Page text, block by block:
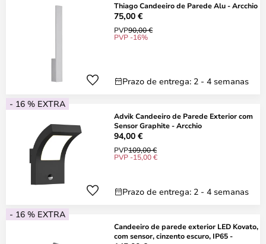
Thiago Candeeiro de Parede Alu - Arcchio
75,00 €
PVP90,00 €
PVP -16%
Prazo de entrega: 2 - 4 semanas
- 16 % EXTRA
Advik Candeeiro de Parede Exterior com
Sensor Graphite - Arcchio
94,00 €
PVP109,00 €
PVP -15,00 €
Prazo de entrega: 2 - 4 semanas
- 16 % EXTRA
Candeeiro de parede exterior LED Kovato,
com sensor, cinzento escuro, IP65 -